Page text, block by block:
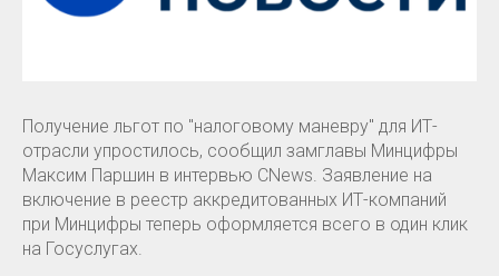
Получение льгот по "налоговому маневру" для ИТ-
отрасли упростилось, сообщил замглавы Минцифры
Максим Паршин в интервью CNews. Заявление на
включение в реестр аккредитованных ИТ-компаний
при Минцифры теперь оформляется всего в один клик
на Госуслугах.